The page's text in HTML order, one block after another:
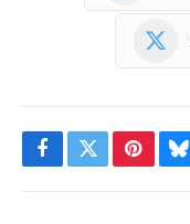
Facebook
Twitter